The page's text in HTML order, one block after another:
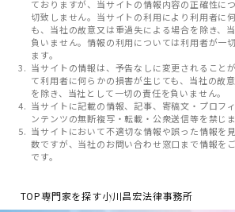
ておりますが、当サイトの情報内容の正確性に
切致しません。当サイトの利用により利用者に
も、当社の故意又は重過失による場合を除き、
負いません。情報の利用については利用者が一
ます。
当サイトの情報は、予告なしに変更されること
て利用者に何らかの損害が生じても、当社の故
を除き、当社として一切の責任を負いません。
当サイトに記載の情報、記事、寄稿文・プロフ
ンテンツの無断複写・転載・公衆送信等を禁じま
当サイトにおいて不適切な情報や誤った情報を
数ですが、当社のお問い合わせ窓口まで情報を
です。
TOP専門家を探す小川昌宏法律事務所